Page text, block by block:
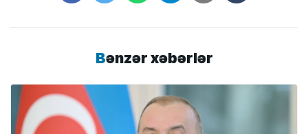
Bənzər xəbərlər